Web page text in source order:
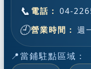
📞 電話： 04-
🕘營業時間： 週
📍當鋪駐點區域：